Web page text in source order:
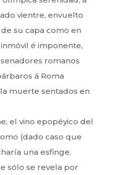
vientre, envuelto
su capa como en
é imponente,
romanos
á Roma
muerte sentados en
el vino epopéyico del
(dado caso que
una esfinge.
sólo se revela por